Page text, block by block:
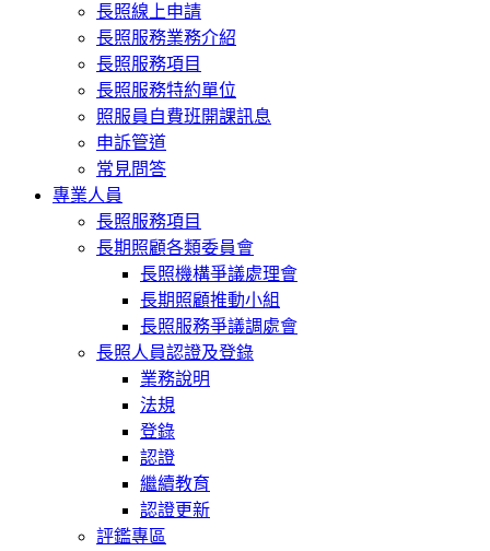
長照線上申請
長照服務業務介紹
長照服務項目
長照服務特約單位
照服員自費班開課訊息
申訴管道
常見問答
專業人員
長照服務項目
長期照顧各類委員會
長照機構爭議處理會
長期照顧推動小組
長照服務爭議調處會
長照人員認證及登錄
業務說明
法規
登錄
認證
繼續教育
認證更新
評鑑專區